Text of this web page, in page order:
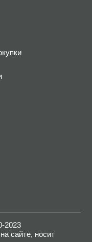
2023
сайте, носит